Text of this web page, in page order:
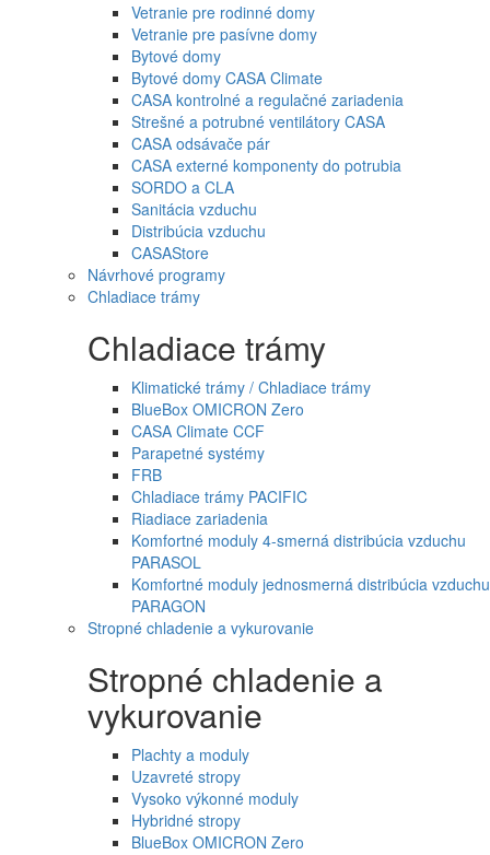
Vetranie pre rodinné domy
Vetranie pre pasívne domy
Bytové domy
Bytové domy CASA Climate
CASA kontrolné a regulačné zariadenia
Strešné a potrubné ventilátory CASA
CASA odsávače pár
CASA externé komponenty do potrubia
SORDO a CLA
Sanitácia vzduchu
Distribúcia vzduchu
CASAStore
Návrhové programy
Chladiace trámy
Chladiace trámy
Klimatické trámy / Chladiace trámy
BlueBox OMICRON Zero
CASA Climate CCF
Parapetné systémy
FRB
Chladiace trámy PACIFIC
Riadiace zariadenia
Komfortné moduly 4-smerná distribúcia vzduchu
PARASOL
Komfortné moduly jednosmerná distribúcia vzduchu
PARAGON
Stropné chladenie a vykurovanie
Stropné chladenie a
vykurovanie
Plachty a moduly
Uzavreté stropy
Vysoko výkonné moduly
Hybridné stropy
BlueBox OMICRON Zero